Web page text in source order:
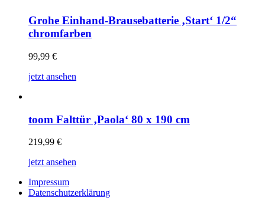
Grohe Einhand-Brausebatterie ‚Start‘ 1/2“
chromfarben
99,99 €
jetzt ansehen
toom Falttür ‚Paola‘ 80 x 190 cm
219,99 €
jetzt ansehen
Impressum
Datenschutzerklärung